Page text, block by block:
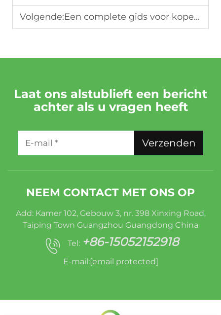
Volgende:Een complete gids voor kopers bij het kiezen van de juiste leverancier van gereviseerde motoren
Laat ons alstublieft een bericht
achter als u vragen heeft
Verzenden
NEEM CONTACT MET ONS OP
Add: Kamer 102, Gebouw 3, nr. 398 Xinxing Road,
Taiping Town Guangzhou Guangdong China
Tel: +86-15052152918
E-mail:[email protected]